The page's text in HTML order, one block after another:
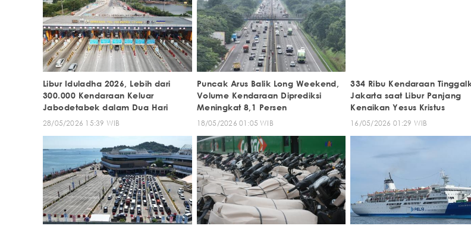
Libur Iduladha 2026, Lebih dari
300.000 Kendaraan Keluar
Jabodetabek dalam Dua Hari
28/05/2026 15:39 WIB
Puncak Arus Balik Long Weekend,
Volume Kendaraan Diprediksi
Meningkat 8,1 Persen
18/05/2026 01:05 WIB
334 Ribu Kendaraan
Jakarta saat Libur Panjang
Kenaikan Yesus Kristus
16/05/2026 01:29 WIB